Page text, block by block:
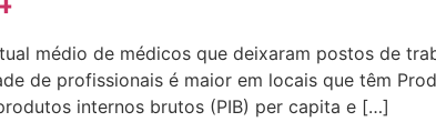
médio de médicos que deixaram postos de
de profissionais é maior em locais que têm
internos brutos (PIB) per capita e […]